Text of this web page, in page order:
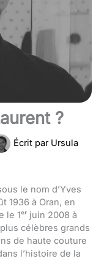
?
Écrit par Ursula
le nom d’Yves
1936 à Oran, en
1ᵉʳ juin 2008 à
célèbres grands
de haute couture
l’histoire de la